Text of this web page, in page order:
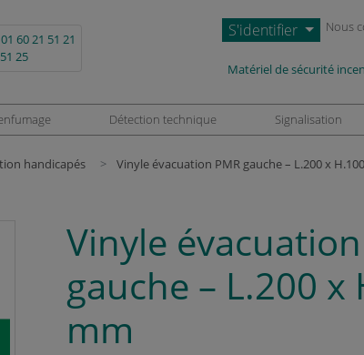
01 60 21 51 21
25
S'identifier Nous
Matériel de sécurité
Détection technique Signalisation
handicapés Vinyle évacuation PMR gauche – L.200 x
Vinyle
gauche – L.200 x
mm